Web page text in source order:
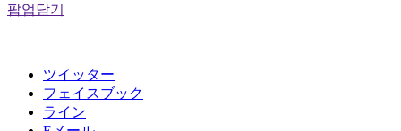
팝업닫기
ツイッター
フェイスブック
ライン